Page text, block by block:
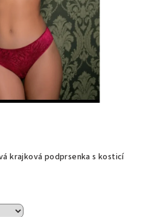
krajková podprsenka s kosticí